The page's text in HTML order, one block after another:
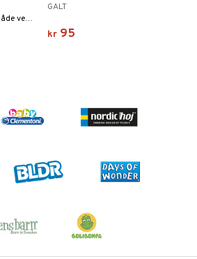
En pen saks som passer både venstre- og høyrehendte.
GALT
kr 95